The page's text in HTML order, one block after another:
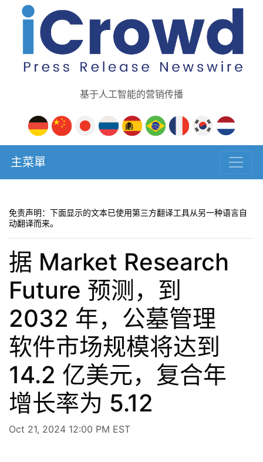
基于人工智能的营销传播
主菜單
免责声明：下面显示的文本已使用第三方翻译工具从另一种语言自
动翻译而来。
据 Market Research
Future 预测，到
2032 年，公墓管理
软件市场规模将达到
14.2 亿美元，复合年
增长率为 5.12
Oct 21, 2024 12:00 PM EST